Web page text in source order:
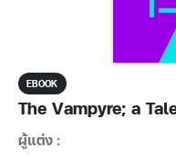
EBOOK
The Vampyre; a
ผู้แต่ง :